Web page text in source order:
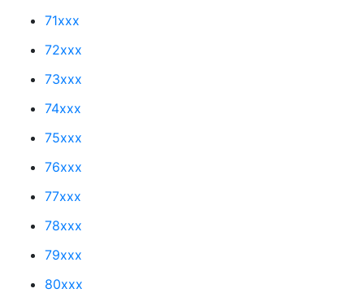
71xxx
72xxx
73xxx
74xxx
75xxx
76xxx
77xxx
78xxx
79xxx
80xxx